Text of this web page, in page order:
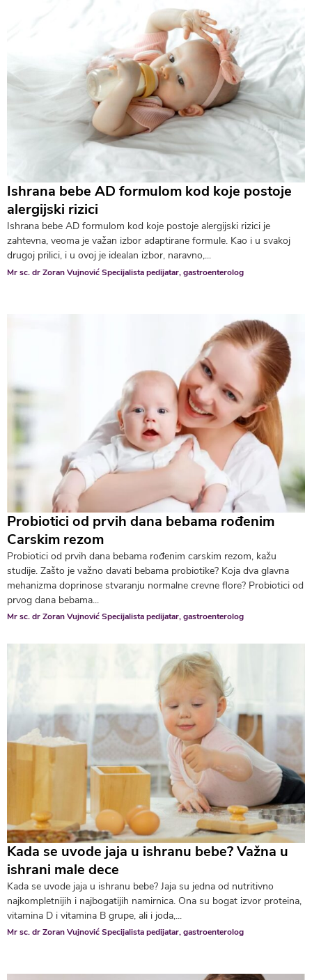
Ishrana bebe AD formulom kod koje postoje
alergijski rizici
Ishrana bebe AD formulom kod koje postoje alergijski rizici je
zahtevna, veoma je važan izbor adaptirane formule. Kao i u svakoj
drugoj prilici, i u ovoj je idealan izbor, naravno,...
Mr sc. dr Zoran Vujnović Specijalista pedijatar, gastroenterolog
Probiotici od prvih dana bebama rođenim
Carskim rezom
Probiotici od prvih dana bebama rođenim carskim rezom, kažu
studije. Zašto je važno davati bebama probiotike? Koja dva glavna
mehanizma doprinose stvaranju normalne crevne flore? Probiotici od
prvog dana bebama...
Mr sc. dr Zoran Vujnović Specijalista pedijatar, gastroenterolog
Kada se uvode jaja u ishranu bebe? Važna u
ishrani male dece
Kada se uvode jaja u ishranu bebe? Jaja su jedna od nutritivno
najkompletnijih i najbogatijih namirnica. Ona su bogat izvor proteina,
vitamina D i vitamina B grupe, ali i joda,...
Mr sc. dr Zoran Vujnović Specijalista pedijatar, gastroenterolog